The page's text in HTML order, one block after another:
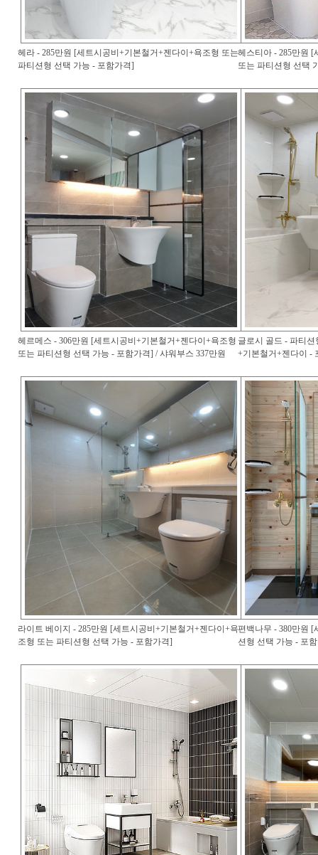
헤라 - 285만원 [세트시공비+기본철거+젠다이+욕조형 또는
파티션형 선택 가능 - 포함가격]
헤스티아 - 285만원 [
또는 파티션형 선택
헤르메스 - 306만원 [세트시공비+기본철거+젠다이+욕조형
또는 파티션형 선택 가능 - 포함가격] / 샤워부스 337만원
글로시 골드 - 파티
+기본철거+젠다이 -
라이트 베이지 - 285만원 [세트시공비+기본철거+젠다이+욕
조형 또는 파티션형 선택 가능 - 포함가격]
편백나무 - 380만원 [
션형 선택 가능 - 포